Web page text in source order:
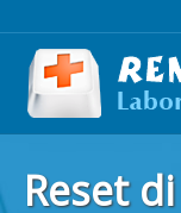
Reset